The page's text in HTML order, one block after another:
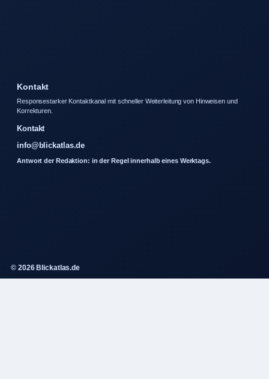
Kontakt
Responsestarker Kontaktkanal mit schneller Weiterleitung von Hinweisen und
Korrekturen.
Kontakt
info@blickatlas.de
Antwort der Redaktion: in der Regel innerhalb eines Werktags.
© 2026 Blickatlas.de